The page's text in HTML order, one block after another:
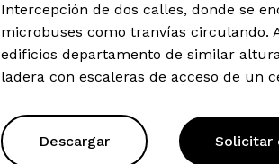
Intercepción de dos calles, donde se
microbuses como tranvías circulando.
edificios departamento de similar
ladera con escaleras de acceso de un
Descargar Solicitar